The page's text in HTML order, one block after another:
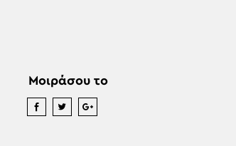
Μοιράσου το